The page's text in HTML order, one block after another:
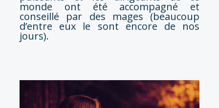
monde ont été accompagné et
conseillé par des mages (beaucoup
d’entre eux le sont encore de nos
jours).